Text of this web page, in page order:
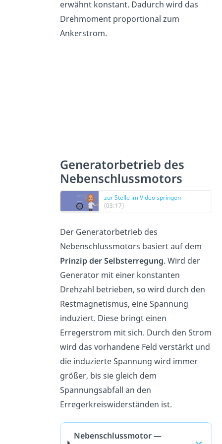
erwähnt konstant. Dadurch wird das
Drehmoment proportional zum
Ankerstrom.
Generatorbetrieb des
Nebenschlussmotors
zur Stelle im Video springen
(03:17)
Der Generatorbetrieb des
Nebenschlussmotors basiert auf dem
Prinzip der Selbsterregung. Wird der
Generator mit einer konstanten
Drehzahl betrieben, so wird durch den
Restmagnetismus, eine Spannung
induziert. Diese bringt einen
Erregerstrom mit sich. Durch den Strom
wird das vorhandene Feld verstärkt und
die induzierte Spannung wird immer
größer, bis sie gleich dem
Spannungsabfall an den
Erregerkreiswiderständen ist.
Nebenschlussmotor —